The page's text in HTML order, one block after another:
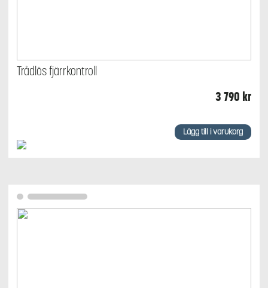
Trådlös fjärrkontroll
3 790 kr
Lägg till i varukorg